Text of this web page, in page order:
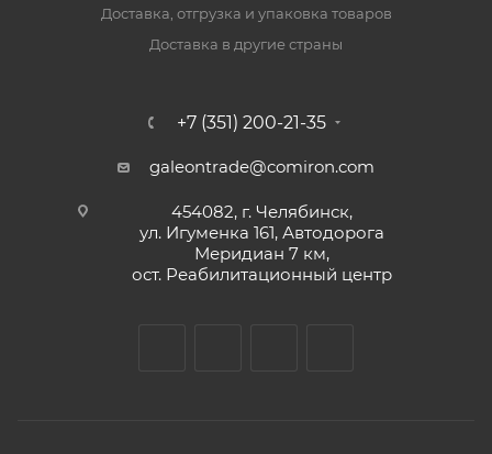
Доставка, отгрузка и упаковка товаров
Доставка в другие страны
+7 (351) 200-21-35
galeontrade@comiron.com
454082, г. Челябинск,
ул. Игуменка 161, Автодорога
Меридиан 7 км,
ост. Реабилитационный центр